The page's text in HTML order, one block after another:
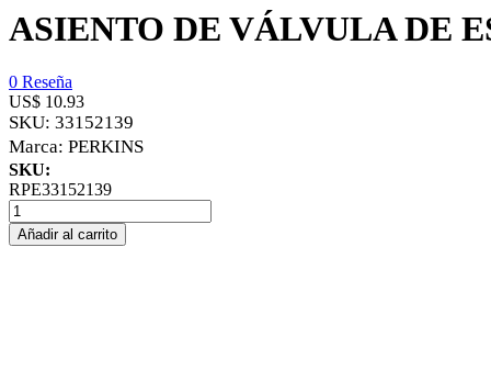
ASIENTO DE VÁLVULA DE
0 Reseña
US$ 10.93
SKU: 33152139
Marca: PERKINS
SKU:
RPE33152139
Añadir al carrito